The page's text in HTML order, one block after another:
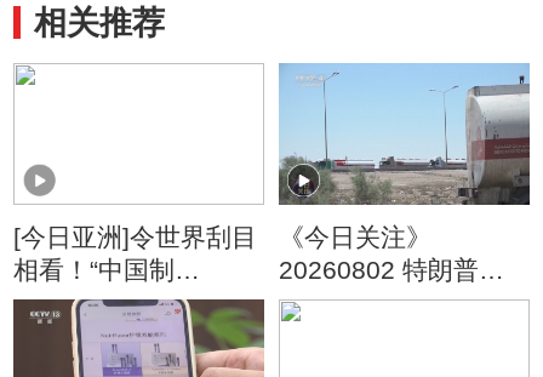
相关推荐
[今日亚洲]令世界刮目
相看！“中国制
造”变“酷”了
《今日关注》
20260802 特朗普叫
停“最大规模”打击 伊